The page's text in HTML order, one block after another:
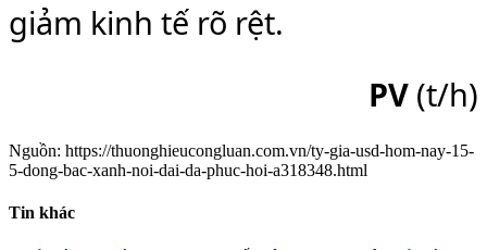
giảm kinh tế rõ rệt.
PV (t/h)
Nguồn: https://thuonghieucongluan.com.vn/ty-gia-usd-hom-nay-15-
5-dong-bac-xanh-noi-dai-da-phuc-hoi-a318348.html
Tin khác